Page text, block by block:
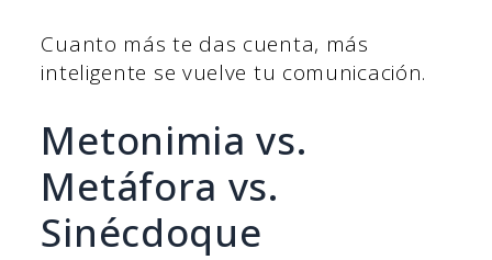
Cuanto más te das cuenta, más
inteligente se vuelve tu comunicación.
Metonimia vs.
Metáfora vs.
Sinécdoque